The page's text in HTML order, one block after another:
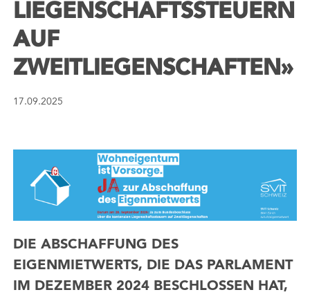
LIEGENSCHAFTSSTEUERN
AUF
ZWEITLIEGENSCHAFTEN»
17.09.2025
DIE ABSCHAFFUNG DES
EIGENMIETWERTS, DIE DAS PARLAMENT
IM DEZEMBER 2024 BESCHLOSSEN HAT,